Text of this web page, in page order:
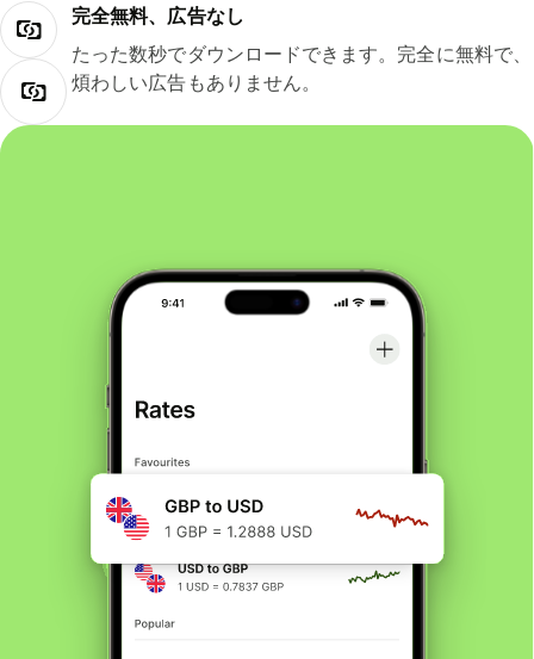
完全無料、広告なし
たった数秒でダウンロードできます。完全に無料で、
煩わしい広告もありません。